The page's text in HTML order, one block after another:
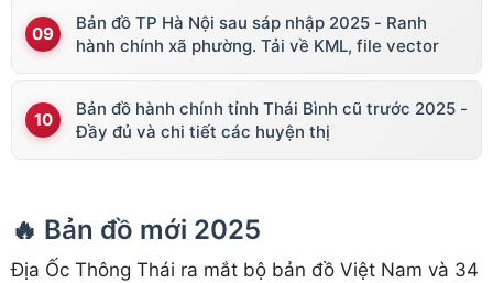
Bản đồ TP Hà Nội sau sáp nhập 2025 - Ranh
hành chính xã phường. Tải về KML, file vector
Bản đồ hành chính tỉnh Thái Bình cũ trước 2025 -
Đầy đủ và chi tiết các huyện thị
🔥 Bản đồ mới 2025
Địa Ốc Thông Thái ra mắt bộ bản đồ Việt Nam và 34